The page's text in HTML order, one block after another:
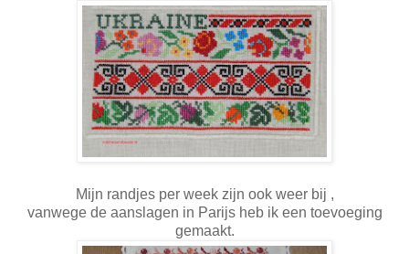
Mijn randjes per week zijn ook weer bij ,
vanwege de aanslagen in Parijs heb ik een toevoeging
gemaakt.